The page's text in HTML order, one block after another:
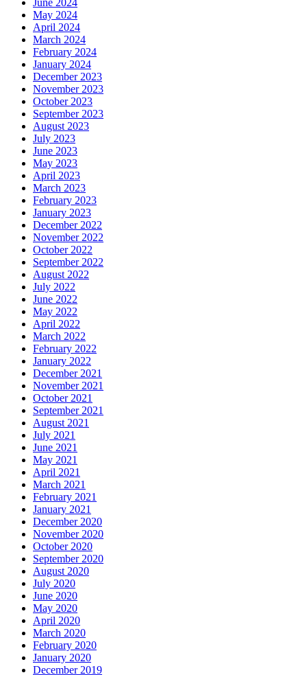
June 2024
May 2024
April 2024
March 2024
February 2024
January 2024
December 2023
November 2023
October 2023
September 2023
August 2023
July 2023
June 2023
May 2023
April 2023
March 2023
February 2023
January 2023
December 2022
November 2022
October 2022
September 2022
August 2022
July 2022
June 2022
May 2022
April 2022
March 2022
February 2022
January 2022
December 2021
November 2021
October 2021
September 2021
August 2021
July 2021
June 2021
May 2021
April 2021
March 2021
February 2021
January 2021
December 2020
November 2020
October 2020
September 2020
August 2020
July 2020
June 2020
May 2020
April 2020
March 2020
February 2020
January 2020
December 2019